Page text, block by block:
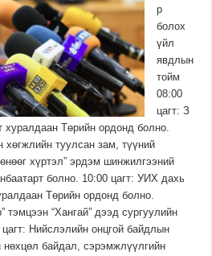
р
болох
үйл
явдлын
тойм
08:00
цагт: З
хуралдаан Төрийн ордонд болно.
хөгжлийн туулсан зам, түүний
хүртэл” эрдэм шинжилгээний
болно. 10:00 цагт: УИХ дахь
Төрийн ордонд болно.
тэмцээн “Хангай” дээд сургуулийн
Нийслэлийн онцгой байдлын
нөхцөл байдал, сэрэмжлүүлгийн